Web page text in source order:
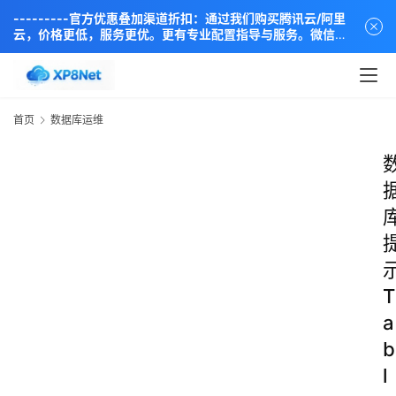
---------官方优惠叠加渠道折扣：通过我们购买腾讯云/阿里
云，价格更低，服务更优。更有专业配置指导与服务。微信同
步：18838889666----
首页 数据库运维
T
a
b
l